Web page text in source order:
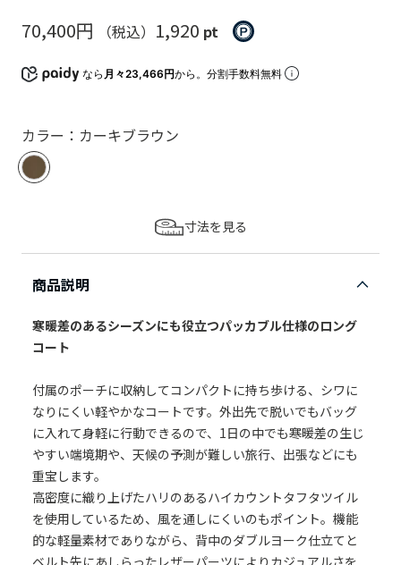
70,400円
（税込） 1,920 pt
なら 月々23,466円から。分割手数料無料
カラー：カーキブラウン
寸法を見る
商品説明
寒暖差のあるシーズンにも役立つパッカブル仕様のロング
コート
付属のポーチに収納してコンパクトに持ち歩ける、シワに
なりにくい軽やかなコートです。外出先で脱いでもバッグ
に入れて身軽に行動できるので、1日の中でも寒暖差の生じ
やすい端境期や、天候の予測が難しい旅行、出張などにも
重宝します。
高密度に織り上げたハリのあるハイカウントタフタツイル
を使用しているため、風を通しにくいのもポイント。機能
的な軽量素材でありながら、背中のダブルヨーク仕立てと